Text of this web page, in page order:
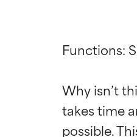
Functions:
Why isn’t
takes time